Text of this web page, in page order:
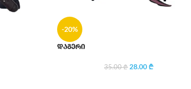
-20%
დაგერი
35.00₾ 28.00₾